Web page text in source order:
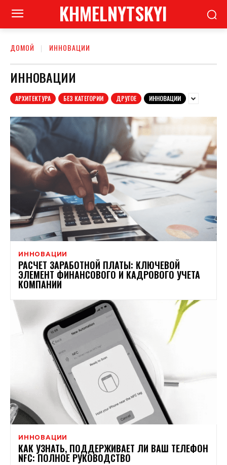
KHMELNYTSKYI
ДОМОЙ ИННОВАЦИИ
ИННОВАЦИИ
АРХИТЕКТУРА БЕЗ КАТЕГОРИИ ДРУГОЕ ИННОВАЦИИ
ИННОВАЦИИ
РАСЧЕТ ЗАРАБОТНОЙ ПЛАТЫ: КЛЮЧЕВОЙ
ЭЛЕМЕНТ ФИНАНСОВОГО И КАДРОВОГО УЧЕТА
КОМПАНИИ
ИННОВАЦИИ
КАК УЗНАТЬ, ПОДДЕРЖИВАЕТ ЛИ ВАШ ТЕЛЕФОН
NFC: ПОЛНОЕ РУКОВОДСТВО